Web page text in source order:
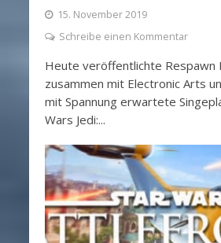
15. November 2019
Schreibe einen Kommentar
Heute veröffentlichte Respawn
zusammen mit Electronic Arts
mit Spannung erwartete
Wars Jedi:...